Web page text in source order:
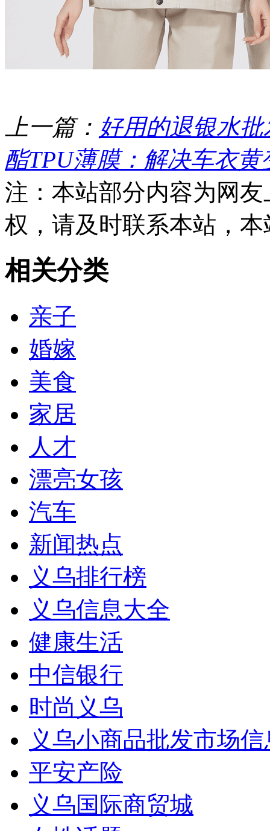
上一篇： 好用的退银水
酯TPU薄膜：解决车衣
注：本站部分内容为网
权，请及时联系本站，
相关分类
亲子
婚嫁
美食
家居
人才
漂亮女孩
汽车
新闻热点
义乌排行榜
义乌信息大全
健康生活
中信银行
时尚义乌
义乌小商品批发市场
平安产险
义乌国际商贸城